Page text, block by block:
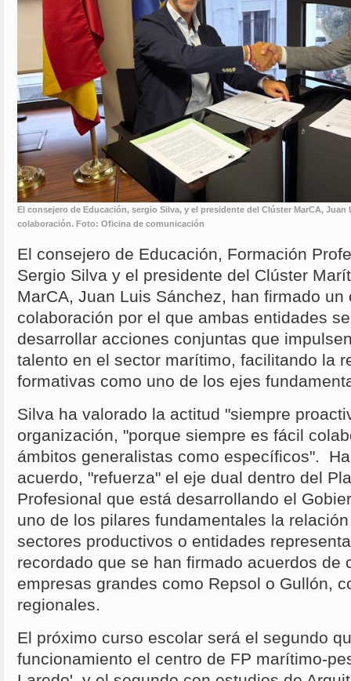
El consejero de Educación, sergio Silva, y el presidente del Clúster MarCA,
colaboración. Foto: Oficina de comunicación
El consejero de Educación, Formación
Sergio Silva y el presidente del Clúster
MarCA, Juan Luis Sánchez, han firmado un
colaboración por el que ambas entidades
desarrollar acciones conjuntas que
talento en el sector marítimo, facilitando la
formativas como uno de los ejes
Silva ha valorado la actitud "siempre
organización, "porque siempre es fácil
ámbitos generalistas como específicos".
acuerdo, "refuerza" el eje dual dentro del
Profesional que está desarrollando el
uno de los pilares fundamentales la
sectores productivos o entidades
recordado que se han firmado acuerdos de
empresas grandes como Repsol o Gullón,
regionales.
El próximo curso escolar será el segundo
funcionamiento el centro de FP marítimo-